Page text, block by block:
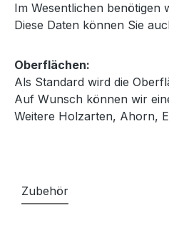
Im Wesentlichen benötigen
Diese Daten können Sie
Oberflächen:
Als Standard wird die
Auf Wunsch können wir
Weitere Holzarten, Ahorn,
Zubehör